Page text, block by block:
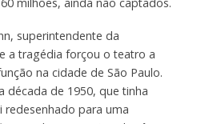
superintendente da
a tragédia forçou o teatro a
na cidade de São Paulo.
década de 1950, que tinha
redesenhado para uma